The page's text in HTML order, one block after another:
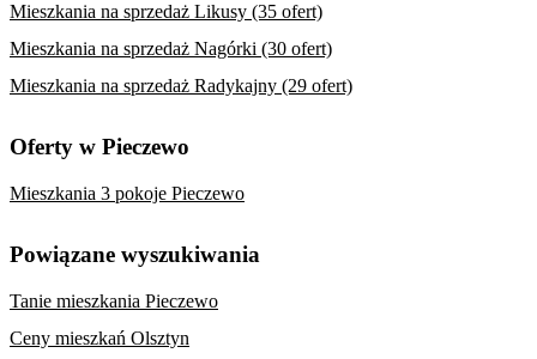
Mieszkania na sprzedaż Likusy (35 ofert)
Mieszkania na sprzedaż Nagórki (30 ofert)
Mieszkania na sprzedaż Radykajny (29 ofert)
Oferty w Pieczewo
Mieszkania 3 pokoje Pieczewo
Powiązane wyszukiwania
Tanie mieszkania Pieczewo
Ceny mieszkań Olsztyn